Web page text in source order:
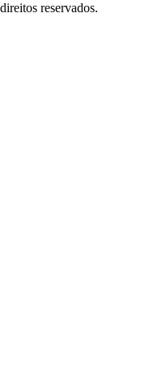
reservados.